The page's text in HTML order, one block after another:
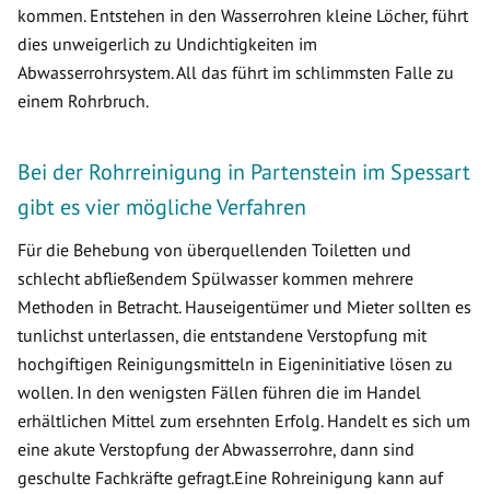
kommen. Entstehen in den Wasserrohren kleine Löcher, führt
dies unweigerlich zu Undichtigkeiten im
Abwasserrohrsystem. All das führt im schlimmsten Falle zu
einem Rohrbruch.
Bei der Rohrreinigung in Partenstein im Spessart
gibt es vier mögliche Verfahren
Für die Behebung von überquellenden Toiletten und
schlecht abfließendem Spülwasser kommen mehrere
Methoden in Betracht. Hauseigentümer und Mieter sollten es
tunlichst unterlassen, die entstandene Verstopfung mit
hochgiftigen Reinigungsmitteln in Eigeninitiative lösen zu
wollen. In den wenigsten Fällen führen die im Handel
erhältlichen Mittel zum ersehnten Erfolg. Handelt es sich um
eine akute Verstopfung der Abwasserrohre, dann sind
geschulte Fachkräfte gefragt.Eine Rohreinigung kann auf